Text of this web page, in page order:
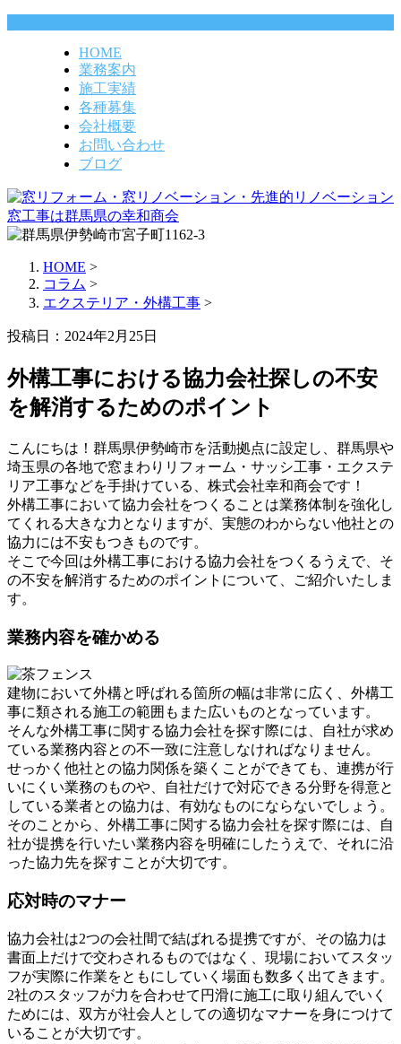
HOME
業務案内
施工実績
各種募集
会社概要
お問い合わせ
ブログ
HOME >
コラム >
エクステリア・外構工事 >
投稿日：2024年2月25日
外構工事における協力会社探しの不安
を解消するためのポイント
こんにちは！群馬県伊勢崎市を活動拠点に設定し、群馬県や
埼玉県の各地で窓まわりリフォーム・サッシ工事・エクステ
リア工事などを手掛けている、株式会社幸和商会です！
外構工事において協力会社をつくることは業務体制を強化し
てくれる大きな力となりますが、実態のわからない他社との
協力には不安もつきものです。
そこで今回は外構工事における協力会社をつくるうえで、そ
の不安を解消するためのポイントについて、ご紹介いたしま
す。
業務内容を確かめる
建物において外構と呼ばれる箇所の幅は非常に広く、外構工
事に類される施工の範囲もまた広いものとなっています。
そんな外構工事に関する協力会社を探す際には、自社が求め
ている業務内容との不一致に注意しなければなりません。
せっかく他社との協力関係を築くことができても、連携が行
いにくい業務のものや、自社だけで対応できる分野を得意と
している業者との協力は、有効なものにならないでしょう。
そのことから、外構工事に関する協力会社を探す際には、自
社が提携を行いたい業務内容を明確にしたうえで、それに沿
った協力先を探すことが大切です。
応対時のマナー
協力会社は2つの会社間で結ばれる提携ですが、その協力は
書面上だけで交わされるものではなく、現場においてスタッ
フが実際に作業をともにしていく場面も数多く出てきます。
2社のスタッフが力を合わせて円滑に施工に取り組んでいく
ためには、双方が社会人としての適切なマナーを身につけて
いることが大切です。